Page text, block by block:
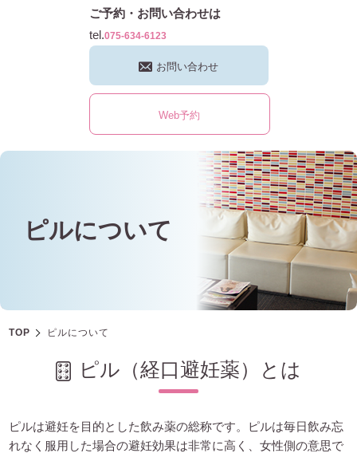
ご予約・お問い合わせは
tel.075-634-6123
お問い合わせ
Web予約
ピルについて
TOP ピルについて
ピル（経口避妊薬）とは
ピルは避妊を目的とした飲み薬の総称です。ピルは毎日飲み忘
れなく服用した場合の避妊効果は非常に高く、女性側の意思で